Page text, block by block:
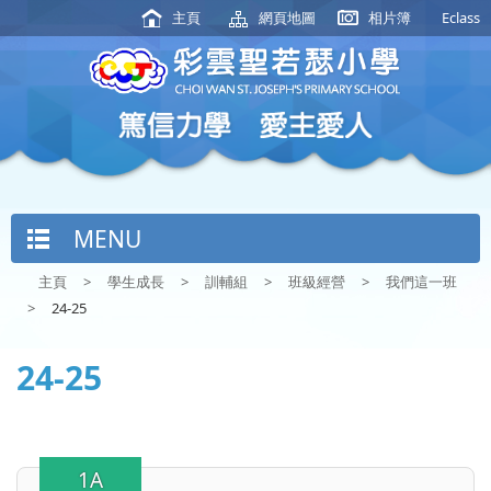
主頁 網頁地圖 相片簿 Eclass
MENU
主頁 > 學生成長 > 訓輔組 > 班級經營 >
我們這一班
>
24-25
24-25
1A